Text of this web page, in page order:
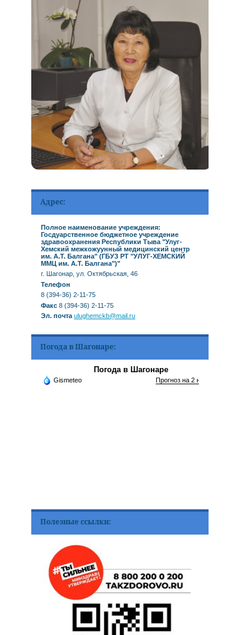
Адрес:
Полное наименование учреждения:
Госдуарственное бюджетное учреждение
здравоохранения Республики Тыва "Улуг-
Хемский межкожуунный медицинский центр
им. А.Т. Балгана" (ГБУЗ РТ "УЛУГ-ХЕМСКИЙ
ММЦ им. А.Т. Балгана")"
г. Шагонар, ул. Октябрьская, 46
Телефон
8 (394-36) 2-11-75
Факс 8 (394-36) 2-11-75
Эл. почта ulughemckb@mail.ru
Погода в Шагонаре:
Погода в Шагонаре
Gismeteo Прогноз на 2 недели
Полезные ссылки: